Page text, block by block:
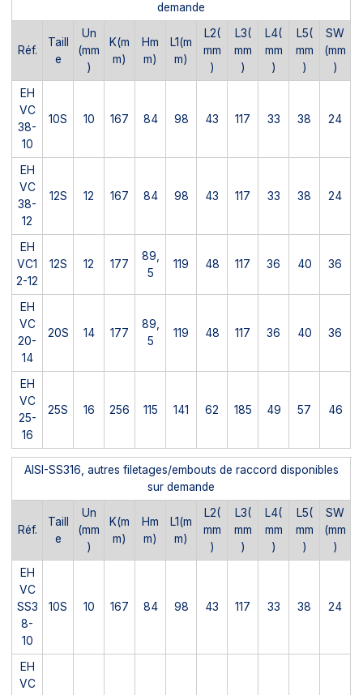
demande
Réf.
Taill
e
Un
(mm
)
K(m
m)
Hm
m)
L1(m
m)
L2(
mm
)
L3(
mm
)
L4(
mm
)
L5(
mm
)
SW
(mm
)
EH
VC
38-
10
10S 10 167 84 98 43 117 33 38 24
EH
VC
38-
12
12S 12 167 84 98 43 117 33 38 24
EH
VC1
2-12
12S 12 177
89,
5
119 48 117 36 40 36
EH
VC
20-
14
20S 14 177
89,
5
119 48 117 36 40 36
EH
VC
25-
16
25S 16 256 115 141 62 185 49 57 46
AISI-SS316, autres filetages/embouts de raccord disponibles
sur demande
Réf.
Taill
e
Un
(mm
)
K(m
m)
Hm
m)
L1(m
m)
L2(
mm
)
L3(
mm
)
L4(
mm
)
L5(
mm
)
SW
(mm
)
EH
VC
SS3
8-
10
10S 10 167 84 98 43 117 33 38 24
EH
VC